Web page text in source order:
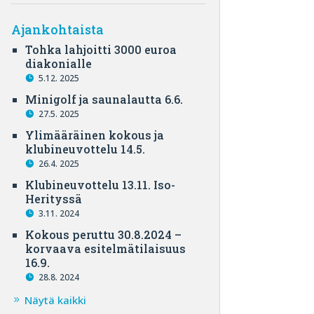
Ajankohtaista
Tohka lahjoitti 3000 euroa
diakonialle
5.12. 2025
Minigolf ja saunalautta 6.6.
27.5. 2025
Ylimääräinen kokous ja
klubineuvottelu 14.5.
26.4. 2025
Klubineuvottelu 13.11. Iso-
Herityssä
3.11. 2024
Kokous peruttu 30.8.2024 –
korvaava esitelmätilaisuus
16.9.
28.8. 2024
Näytä kaikki